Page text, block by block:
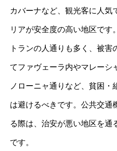
カバーナなど、観光客に人気
リアが安全度の高い地区です
トランの人通りも多く、被害
てファヴェーラ内やマレーシ
ノローニャ通りなど、貧困
は避けるべきです。公共交通
る際は、治安が悪い地区を通
です。